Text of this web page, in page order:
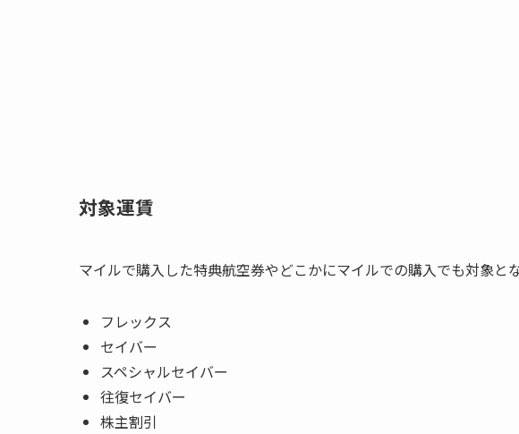
対象運賃
マイルで購入した特典航空券やどこかにマイルでの購入でも対象とな
フレックス
セイバー
スペシャルセイバー
往復セイバー
株主割引